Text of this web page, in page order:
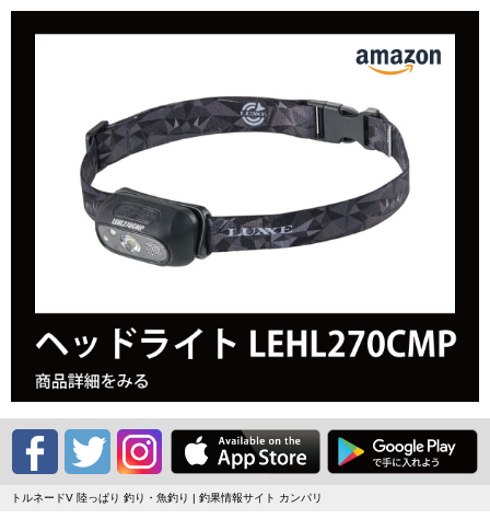
トルネードV 陸っぱり 釣り・魚釣り | 釣果情報サイト カンパリ